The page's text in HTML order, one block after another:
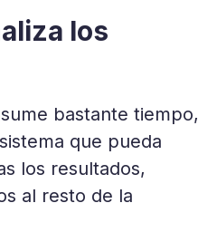
los
bastante tiempo,
que pueda
los resultados,
al resto de la